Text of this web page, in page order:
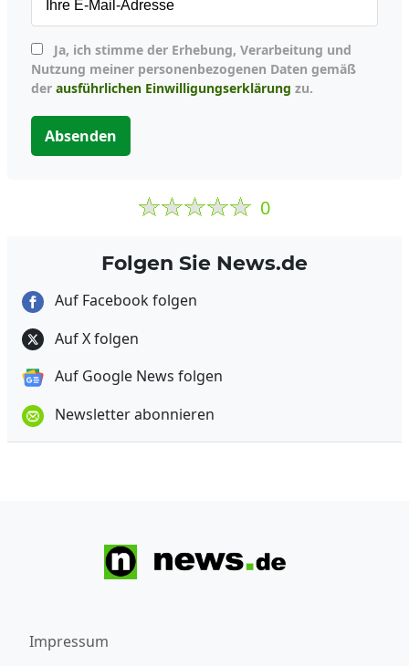
Nutzung meiner personenbezogenen Daten gemäß
der ausführlichen Einwilligungserklärung zu.
Absenden
0
Folgen Sie News.de
Auf Facebook folgen
Auf X folgen
Auf Google News folgen
Newsletter abonnieren
Impressum